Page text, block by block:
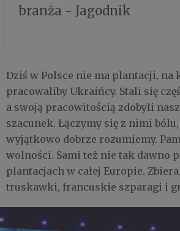
branża - Jagodnik
Dziś w Polsce nie ma plantacji, na
pracowaliby Ukraińcy. Stali się
a swoją pracowitością zdobyli
szacunek. Łączymy się z nimi
wyjątkowo dobrze rozumiemy.
wolności. Sami też nie tak dawno
plantacjach w całej Europie.
truskawki, francuskie szparagi i